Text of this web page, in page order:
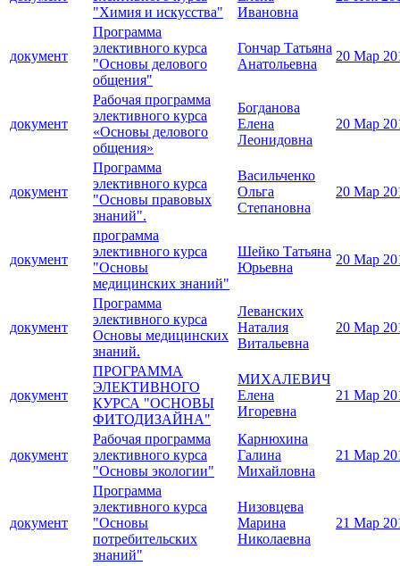
"Химия и искусства"
Ивановна
документ
Программа
элективного курса
"Основы делового
общения"
Гончар Татьяна
Анатольевна
20 Мар
документ
Рабочая программа
элективного курса
«Основы делового
общения»
Богданова
Елена
Леонидовна
20 Мар
документ
Программа
элективного курса
"Основы правовых
знаний".
Васильченко
Ольга
Степановна
20 Мар
документ
программа
элективного курса
"Основы
медицинских знаний"
Шейко Татьяна
Юрьевна
20 Мар
документ
Программа
элективного курса
Основы медицинских
знаний.
Леванских
Наталия
Витальевна
20 Мар
документ
ПРОГРАММА
ЭЛЕКТИВНОГО
КУРСА "ОСНОВЫ
ФИТОДИЗАЙНА"
МИХАЛЕВИЧ
Елена
Игоревна
21 Мар
документ
Рабочая программа
элективного курса
"Основы экологии"
Карнюхина
Галина
Михайловна
21 Мар
документ
Программа
элективного курса
"Основы
потребительских
знаний"
Низовцева
Марина
Николаевна
21 Мар